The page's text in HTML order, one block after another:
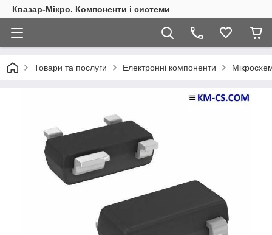
Квазар-Мікро. Компоненти і системи
Товари та послуги Електронні компоненти